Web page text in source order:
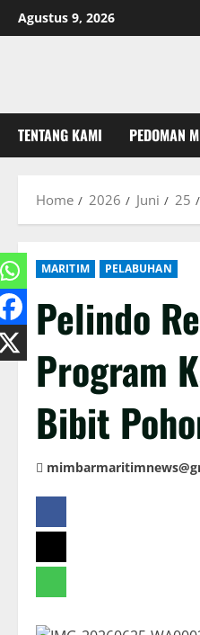
Skip
to
Agustus 9, 2026
TENTANG KAMI PEDOMAN
Home 2026 Juni 25
MARITIM PELABUHAN
Pelindo
Program
Bibit